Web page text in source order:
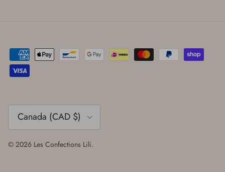
Pays
Canada (CAD $)
© 2026 Les Confections Lili.